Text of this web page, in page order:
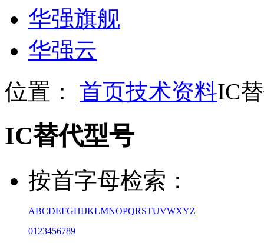
华强旗舰
华强云
位置： 首页技术资料IC
IC替代型号
按首字母检索：
ABCDEFGHIJKLMNOPQRSTUVWXYZ
01 23456789